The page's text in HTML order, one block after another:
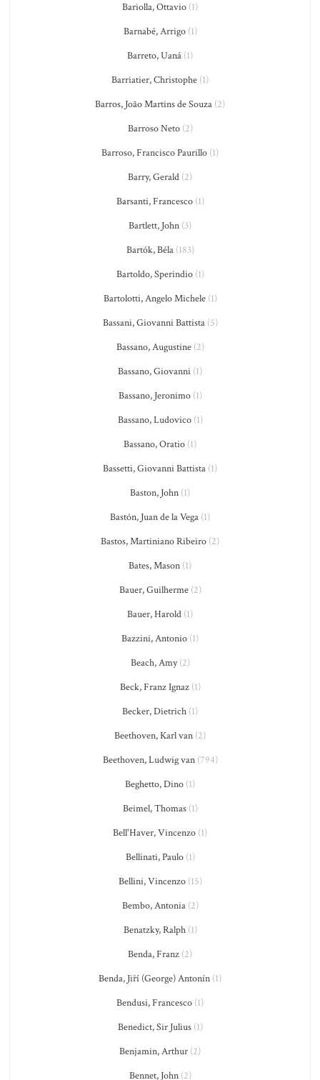
Bariolla, Ottavio (1)
Barnabé, Arrigo(1)
Barreto, Uaná (1)
Barriatier, Christophe (1)
Barros, João Martins de Souza (2)
Barroso Neto(2)
Barroso, Francisco Paurillo (1)
Barry, Gerald (2)
Barsanti, Francesco(1)
Bartlett, John (3)
Bartók, Béla(183)
Bartoldo, Sperindio(1)
Bartolotti, Angelo Michele(1)
Bassani, Giovanni Battista(5)
Bassano, Augustine(2)
Bassano, Giovanni (1)
Bassano, Jeronimo(1)
Bassano, Ludovico(1)
Bassano, Oratio (1)
Bassetti, Giovanni Battista (1)
Baston, John (1)
Bastón, Juan de la Vega (1)
Bastos, Martiniano Ribeiro (2)
Bates, Mason (1)
Bauer, Guilherme(2)
Bauer, Harold (1)
Bazzini, Antonio (1)
Beach, Amy(2)
Beck, Franz Ignaz(1)
Becker, Dietrich (1)
Beethoven, Karl van (2)
Beethoven, Ludwig van(794)
Beghetto, Dino (1)
Beimel, Thomas(1)
Bell'Haver, Vincenzo (1)
Bellinati, Paulo(1)
Bellini, Vincenzo(15)
Bembo, Antonia(2)
Benatzky, Ralph(1)
Benda, Franz (2)
Benda, Jiří (George) Antonín (1)
Bendusi, Francesco (1)
Benedict, Sir Julius(1)
Benjamin, Arthur (2)
Bennet, John(2)